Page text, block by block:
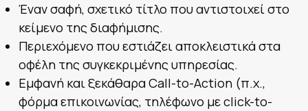
Έναν σαφή, σχετικό τίτλο που αντιστοιχεί στο
κείμενο της διαφήμισης.
Περιεχόμενο που εστιάζει αποκλειστικά στα
οφέλη της συγκεκριμένης υπηρεσίας.
Εμφανή και ξεκάθαρα Call-to-Action (π.χ.,
φόρμα επικοινωνίας, τηλέφωνο με click-to-